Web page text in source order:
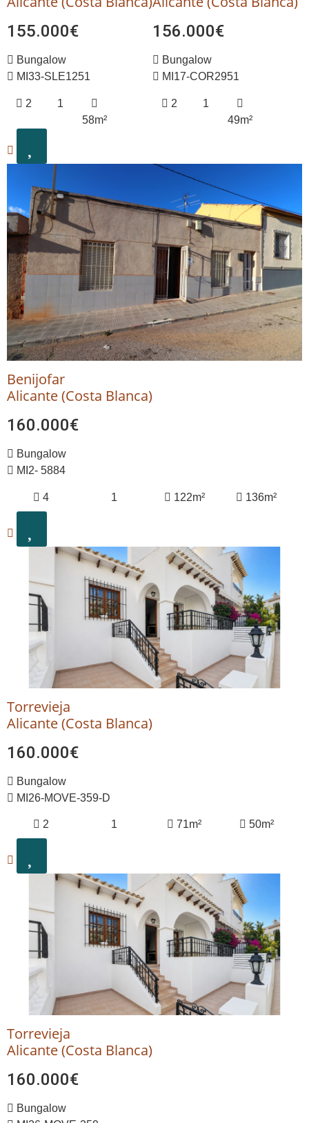
155.000€
Bungalow
MI33-SLE1251
2
1
58m²
156.000€
Bungalow
MI17-COR2951
2
1
49m²
Benijofar
Alicante (Costa Blanca)
160.000€
Bungalow
MI2- 5884
4 1 122m² 136m²
Torrevieja
Alicante (Costa Blanca)
160.000€
Bungalow
MI26-MOVE-359-D
2 1 71m² 50m²
Torrevieja
Alicante (Costa Blanca)
160.000€
Bungalow